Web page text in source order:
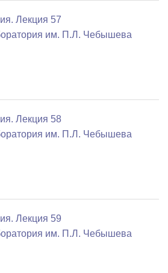
Лекция 57
им. П.Л. Чебышева
Лекция 58
им. П.Л. Чебышева
Лекция 59
им. П.Л. Чебышева